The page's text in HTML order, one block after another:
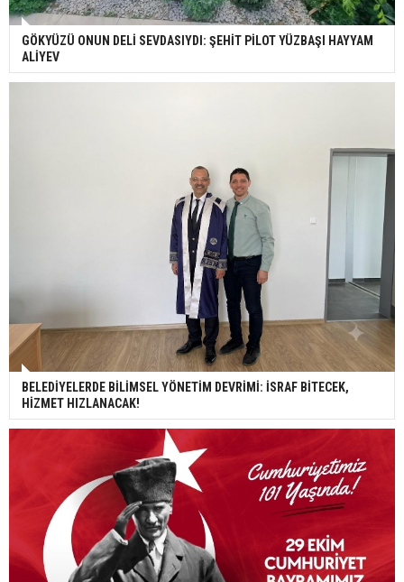
GÖKYÜZÜ ONUN DELİ SEVDASIYDI: ŞEHİT PİLOT YÜZBAŞI HAYYAM
ALİYEV
BELEDİYELERDE BİLİMSEL YÖNETİM DEVRİMİ: İSRAF BİTECEK,
HİZMET HIZLANACAK!